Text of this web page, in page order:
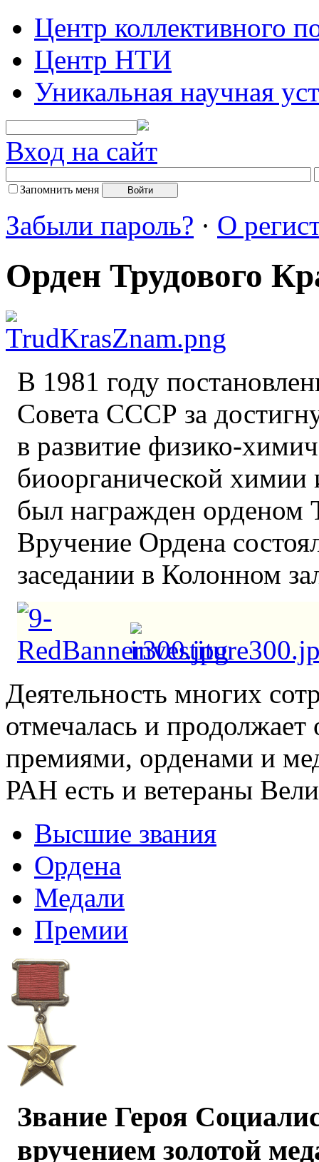
Центр коллективного
Центр НТИ
Уникальная научная
Вход на сайт
Запомнить меня
Забыли пароль? · О
Орден Трудового
В 1981 году
Совета СССР за
в развитие физико-
биоорганической
был награжден орденом
Вручение Ордена
заседании в Колонном
Деятельность многих
отмечалась и продолжает
премиями, орденами и
РАН есть и ветераны
Высшие звания
Ордена
Медали
Премии
Звание Героя
вручением золотой